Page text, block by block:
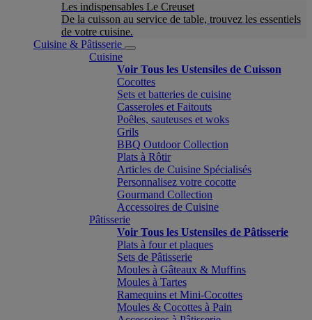
Les indispensables Le Creuset
De la cuisson au service de table, trouvez les essentiels
de votre cuisine.
Cuisine & Pâtisserie
Cuisine
Voir Tous les Ustensiles de Cuisson
Cocottes
Sets et batteries de cuisine
Casseroles et Faitouts
Poêles, sauteuses et woks
Grils
BBQ Outdoor Collection
Plats à Rôtir
Articles de Cuisine Spécialisés
Personnalisez votre cocotte
Gourmand Collection
Accessoires de Cuisine
Pâtisserie
Voir Tous les Ustensiles de Pâtisserie
Plats à four et plaques
Sets de Pâtisserie
Moules à Gâteaux & Muffins
Moules à Tartes
Ramequins et Mini-Cocottes
Moules & Cocottes à Pain